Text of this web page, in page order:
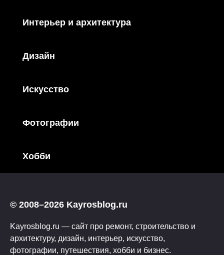
Интерьер и архитектура
Дизайн
Искусство
Фотографии
Хобби
© 2008–2026 Kayrosblog.ru
Kayrosblog.ru — сайт про ремонт, строительство и
архитектуру, дизайн, интерьер, искусство,
фотографии, путешествия, хобби и бизнес.